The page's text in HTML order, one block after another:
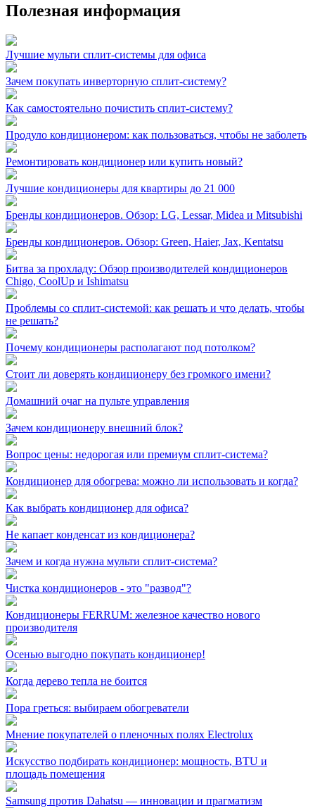
Полезная информация
Лучшие мульти сплит-системы для офиса
Зачем покупать инверторную сплит-систему?
Как самостоятельно почистить сплит-систему?
Продуло кондиционером: как пользоваться, чтобы не заболеть
Ремонтировать кондиционер или купить новый?
Лучшие кондиционеры для квартиры до 21 000
Бренды кондиционеров. Обзор: LG, Lessar, Midea и Mitsubishi
Бренды кондиционеров. Обзор: Green, Haier, Jax, Kentatsu
Битва за прохладу: Обзор производителей кондиционеров
Chigo, CoolUp и Ishimatsu
Проблемы со сплит-системой: как решать и что делать, чтобы
не решать?
Почему кондиционеры располагают под потолком?
Стоит ли доверять кондиционеру без громкого имени?
Домашний очаг на пульте управления
Зачем кондиционеру внешний блок?
Вопрос цены: недорогая или премиум сплит-система?
Кондиционер для обогрева: можно ли использовать и когда?
Как выбрать кондиционер для офиса?
Не капает конденсат из кондиционера?
Зачем и когда нужна мульти сплит-система?
Чистка кондиционеров - это "развод"?
Кондиционеры FERRUM: железное качество нового
производителя
Осенью выгодно покупать кондиционер!
Когда дерево тепла не боится
Пора греться: выбираем обогреватели
Мнение покупателей о пленочных полях Electrolux
Искусство подбирать кондиционер: мощность, BTU и
площадь помещения
Samsung против Dahatsu — инновации и прагматизм